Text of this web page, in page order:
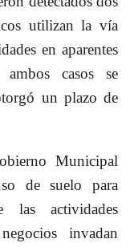
utilizan la vía
en aparentes
casos se
un plazo de
Municipal
de suelo para
las actividades
invadan